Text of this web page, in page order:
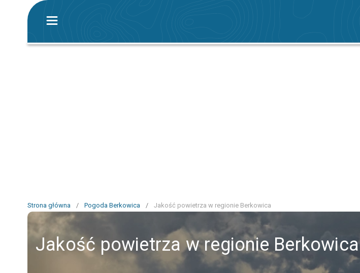
Strona główna / Pogoda Berkowica / Jakość powietrza w regionie Berkowica
Jakość powietrza w regionie Berkowica